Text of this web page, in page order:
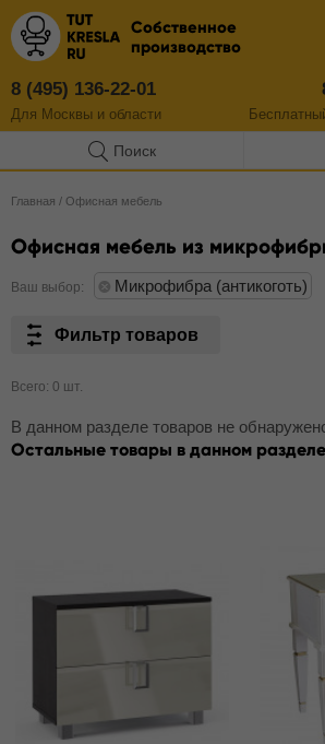
Собственное
производство
8 (495) 136-22-01
Для Москвы и области
Поиск
Главная / Офисная мебель
Офисная мебель из
Ваш выбор: Микрофибра (антикоготь)
Фильтр товаров
Всего: 0 шт.
В данном разделе товаров не
Остальные товары в данном разделе